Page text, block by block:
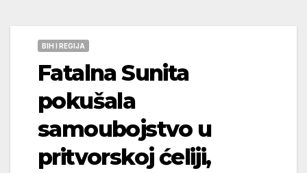
BIH I REGIJA
Fatalna Sunita
pokušala
samoubojstvo u
pritvorskoj ćeliji,